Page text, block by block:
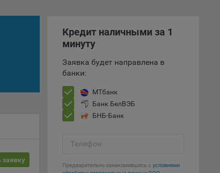
заявку
Кредит наличными за 1
минуту
Заявка будет направлена в
банки:
МТбанк
Банк БелВЭБ
БНБ-Банк
Телефон
Предварительно ознакомившись с условиями